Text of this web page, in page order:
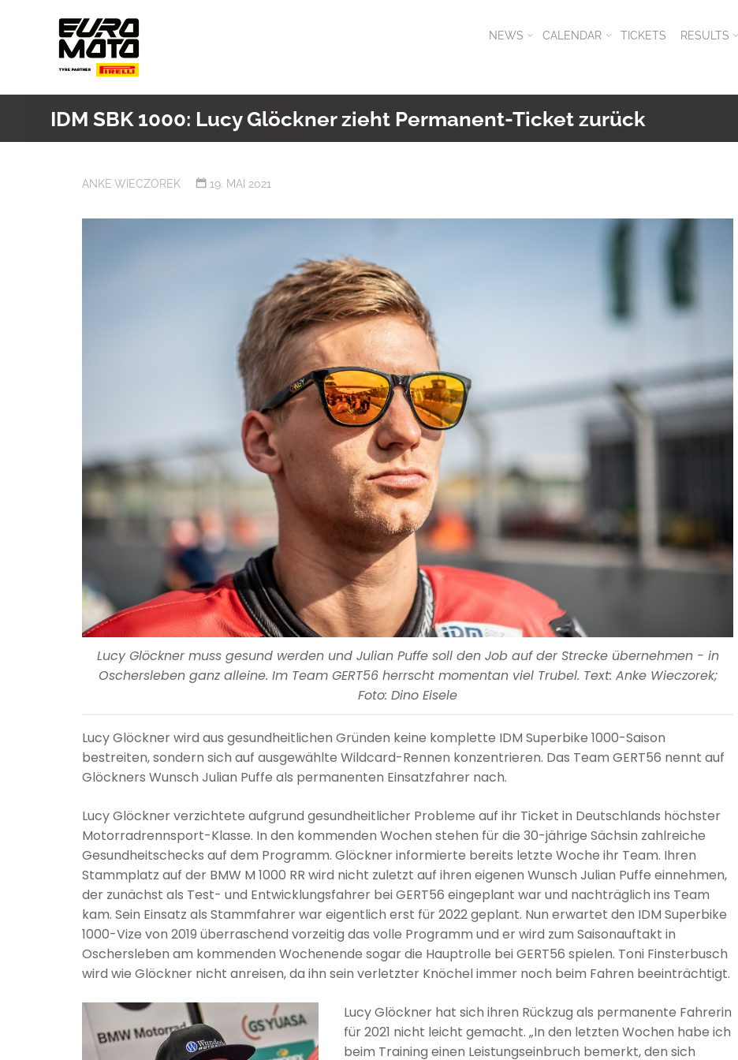
NEWS CALENDAR TICKETS RESULTS
IDM SBK 1000: Lucy Glöckner zieht Permanent-Ticket zurück
ANKE WIECZOREK 19. MAI 2021
Lucy Glöckner muss gesund werden und Julian Puffe soll den Job auf der Strecke übernehmen - in
Oschersleben ganz alleine. Im Team GERT56 herrscht momentan viel Trubel. Text: Anke Wieczorek;
Foto: Dino Eisele
Lucy Glöckner wird aus gesundheitlichen Gründen keine komplette IDM Superbike 1000-Saison
bestreiten, sondern sich auf ausgewählte Wildcard-Rennen konzentrieren. Das Team GERT56 nennt auf
Glöckners Wunsch Julian Puffe als permanenten Einsatzfahrer nach.
Lucy Glöckner verzichtete aufgrund gesundheitlicher Probleme auf ihr Ticket in Deutschlands höchster
Motorradrennsport-Klasse. In den kommenden Wochen stehen für die 30-jährige Sächsin zahlreiche
Gesundheitschecks auf dem Programm. Glöckner informierte bereits letzte Woche ihr Team. Ihren
Stammplatz auf der BMW M 1000 RR wird nicht zuletzt auf ihren eigenen Wunsch Julian Puffe einnehmen,
der zunächst als Test- und Entwicklungsfahrer bei GERT56 eingeplant war und nachträglich ins Team
kam. Sein Einsatz als Stammfahrer war eigentlich erst für 2022 geplant. Nun erwartet den IDM Superbike
1000-Vize von 2019 überraschend vorzeitig das volle Programm und er wird zum Saisonauftakt in
Oschersleben am kommenden Wochenende sogar die Hauptrolle bei GERT56 spielen. Toni Finsterbusch
wird wie Glöckner nicht anreisen, da ihn sein verletzter Knöchel immer noch beim Fahren beeinträchtigt.
Lucy Glöckner hat sich ihren Rückzug als permanente Fahrerin
für 2021 nicht leicht gemacht. „In den letzten Wochen habe ich
beim Training einen Leistungseinbruch bemerkt, den sich